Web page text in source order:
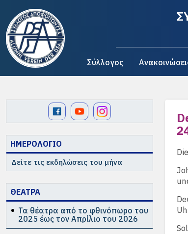
Σύλλογος
ΗΜΕΡΟΛΟΓΙΟ
Δείτε τις εκδηλώσεις του μήνα
ΘΕΑΤΡΑ
Τα θέατρα από το φθινόπωρο του
2025 έως τον Απρίλιο του 2026